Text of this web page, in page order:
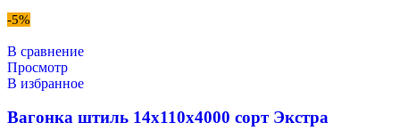
-5%
В сравнение
Просмотр
В избранное
Вагонка штиль 14х110х4000 сорт Экстра